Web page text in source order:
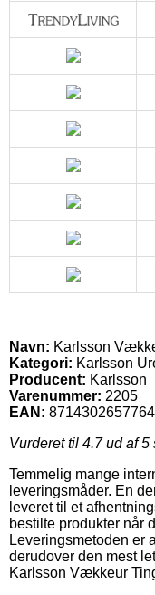
Navn: Karlsson
Kategori: Karlsson
Producent: Karlsson
Varenummer: 2205
EAN: 8714302657764
Vurderet til 4.7ud af 5
Temmelig mange
leveringsmåder. En
leveret til et
bestilte produkter når
Leveringsmetoden er
derudover den mest
Karlsson Vækkeur